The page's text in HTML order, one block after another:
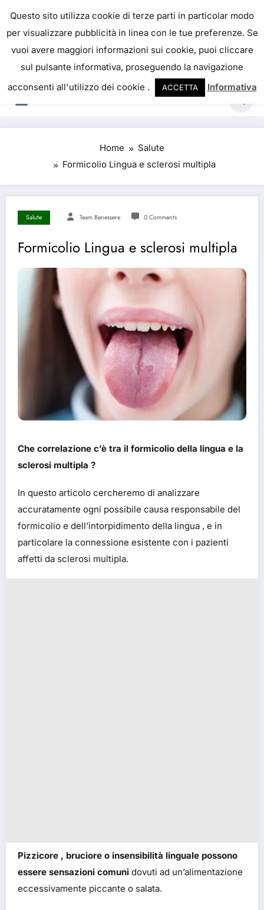
content
IL PORTALE DEL BENESSERE
La salute è come il denaro, non abbiamo mai una
vera idea del suo valore fino a quando la
perdiamo. Josh Billings
Home
Salute
Formicolio Lingua e sclerosi multipla
Salute Team Benessere 0 Comments
Formicolio Lingua e sclerosi multipla
Che correlazione c’è tra il formicolio della lingua e la
sclerosi multipla ?
In questo articolo cercheremo di analizzare
accuratamente ogni possibile causa responsabile del
formicolio e dell’intorpidimento della lingua , e in
particolare la connessione esistente con i pazienti
affetti da sclerosi multipla.
Pizzicore , bruciore o insensibilità linguale possono
essere sensazioni comuni dovuti ad un’alimentazione
eccessivamente piccante o salata.
Questo sito utilizza cookie di terze parti in particolar modo
per visualizzare pubblicità in linea con le tue preferenze. Se
vuoi avere maggiori informazioni sui cookie, puoi cliccare
sul pulsante informativa, proseguendo la navigazione
acconsenti all'utilizzo dei cookie .
ACCETTA Informativa